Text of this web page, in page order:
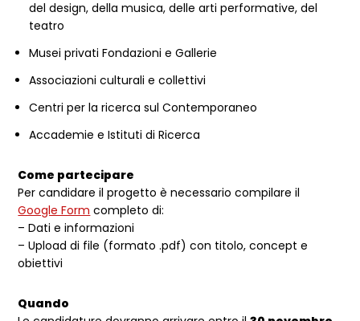
del design, della musica, delle arti performative, del
teatro
Musei privati Fondazioni e Gallerie
Associazioni culturali e collettivi
Centri per la ricerca sul Contemporaneo
Accademie e Istituti di Ricerca
Come partecipare
Per candidare il progetto è necessario compilare il
Google Form completo di:
– Dati e informazioni
– Upload di file (formato .pdf) con titolo, concept e
obiettivi
Quando